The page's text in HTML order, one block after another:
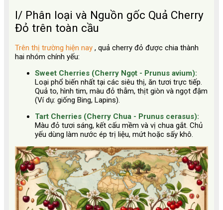
I/ Phân loại và Nguồn gốc Quả Cherry
Đỏ trên toàn cầu
Trên thị trường hiện nay , quả cherry đỏ được chia thành
hai nhóm chính yếu:
Sweet Cherries (Cherry Ngọt - Prunus avium):
Loại phổ biến nhất tại các siêu thị, ăn tươi trực tiếp.
Quả to, hình tim, màu đỏ thẫm, thịt giòn và ngọt đậm
(Ví dụ: giống Bing, Lapins).
Tart Cherries (Cherry Chua - Prunus cerasus):
Màu đỏ tươi sáng, kết cấu mềm và vị chua gắt. Chủ
yếu dùng làm nước ép trị liệu, mứt hoặc sấy khô.